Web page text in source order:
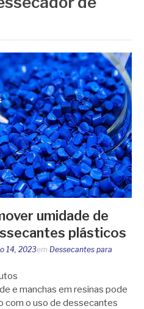
umidade de
plásticos
14, 2023em Dessecantes para
e manchas em resinas pode
com o uso de dessecantes